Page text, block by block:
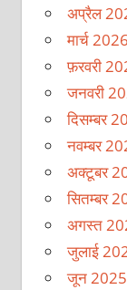
अप्रैल
मार्च 2026
फ़रवरी
जनवरी
दिसम्बर
नवम्बर
अक्टूबर
सितम्बर
अगस्त
जुलाई
जून 2025